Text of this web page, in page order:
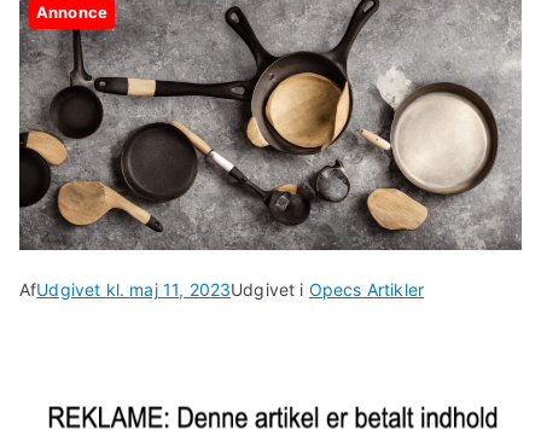
Annonce
AfUdgivet kl. maj 11, 2023Udgivet i Opecs Artikler